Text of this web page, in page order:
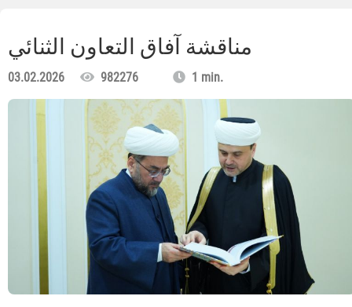
مناقشة آفاق التعاون الثنائي
03.02.2026 982276 1 min.